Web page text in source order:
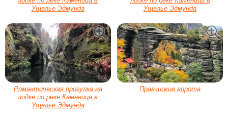
Ущелье Эдмунда
Ущелье Эдмунда
Романтическая прогулка на
лодке по реке Каменица в
Ущелье Эдмунда
Правчицкие ворота